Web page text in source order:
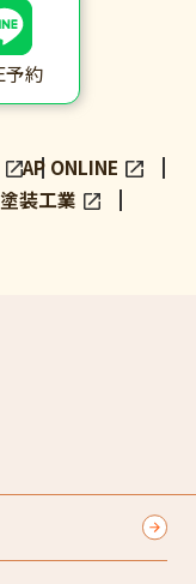
予約
AP ONLINE
装工業